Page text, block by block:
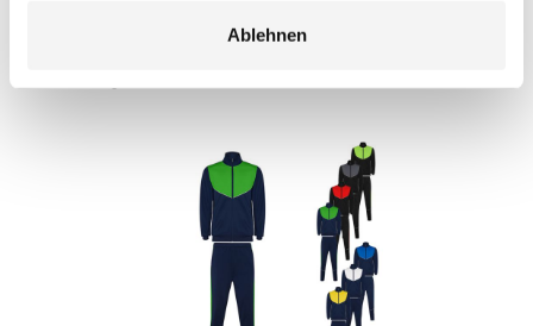
Ablehnen
ReißverschlüssenGrammatur: 250